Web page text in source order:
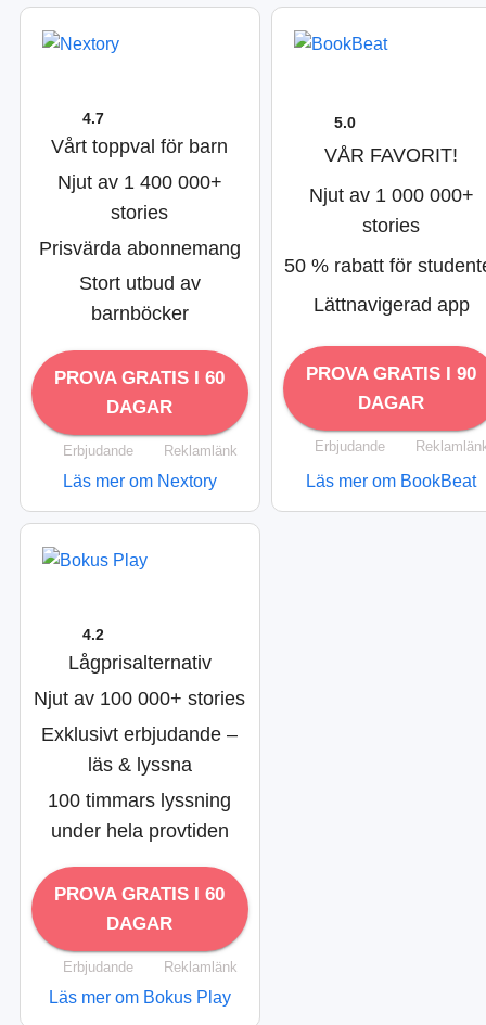
4.7
Vårt toppval för barn
Njut av 1 400 000+
stories
Prisvärda abonnemang
Stort utbud av
barnböcker
PROVA GRATIS I 60
DAGAR
Erbjudande Reklamlänk
Läs mer om Nextory
5.0
VÅR FAVORIT!
Njut av 1 000 000+
stories
50 % rabatt för
Lättnavigerad app
PROVA GRATIS I 90
DAGAR
Erbjudande
Läs mer om BookBeat
4.2
Lågprisalternativ
Njut av 100 000+ stories
Exklusivt erbjudande –
läs & lyssna
100 timmars lyssning
under hela provtiden
PROVA GRATIS I 60
DAGAR
Erbjudande Reklamlänk
Läs mer om Bokus Play